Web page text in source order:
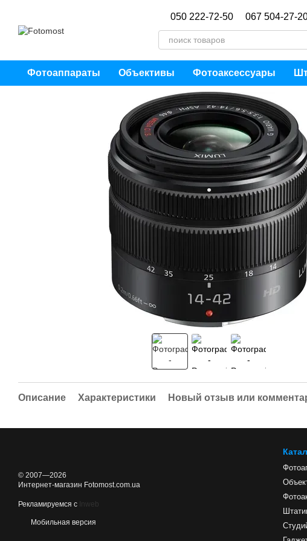
050 222-72-50 067 504-27-
Фотоаппараты Объективы Фотоаксессуары
Описание Характеристики Новый отзыв или
© 2007—2026
Интернет-магазин Fotomost.com.ua
Рекламируемся с Inweb
Мобильная версия